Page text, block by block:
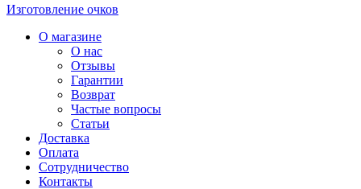
Изготовление очков
О магазине
О нас
Отзывы
Гарантии
Возврат
Частые вопросы
Статьи
Доставка
Оплата
Сотрудничество
Контакты